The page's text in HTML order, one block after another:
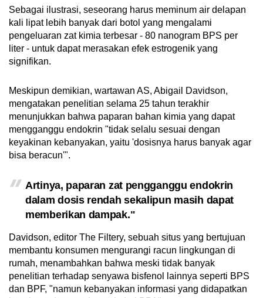
Sebagai ilustrasi, seseorang harus meminum air delapan
kali lipat lebih banyak dari botol yang mengalami
pengeluaran zat kimia terbesar - 80 nanogram BPS per
liter - untuk dapat merasakan efek estrogenik yang
signifikan.
Meskipun demikian, wartawan AS, Abigail Davidson,
mengatakan penelitian selama 25 tahun terakhir
menunjukkan bahwa paparan bahan kimia yang dapat
mengganggu endokrin "tidak selalu sesuai dengan
keyakinan kebanyakan, yaitu 'dosisnya harus banyak agar
bisa beracun'".
Artinya, paparan zat pengganggu endokrin
dalam dosis rendah sekalipun masih dapat
memberikan dampak."
Davidson, editor The Filtery, sebuah situs yang bertujuan
membantu konsumen mengurangi racun lingkungan di
rumah, menambahkan bahwa meski tidak banyak
penelitian terhadap senyawa bisfenol lainnya seperti BPS
dan BPF, "namun kebanyakan informasi yang didapatkan